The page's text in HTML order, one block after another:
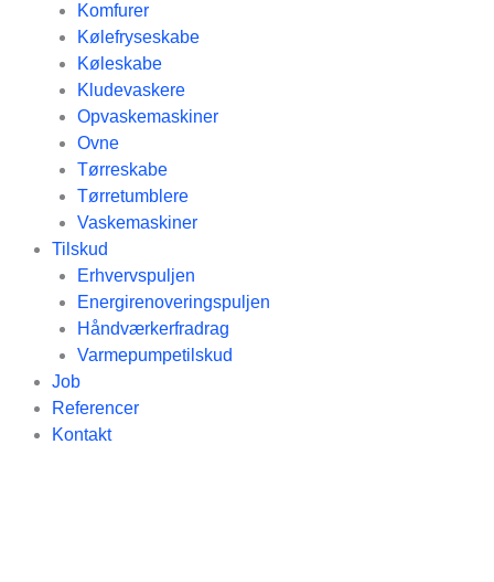
Komfurer
Kølefryseskabe
Køleskabe
Kludevaskere
Opvaskemaskiner
Ovne
Tørreskabe
Tørretumblere
Vaskemaskiner
Tilskud
Erhvervspuljen
Energirenoveringspuljen
Håndværkerfradrag
Varmepumpetilskud
Job
Referencer
Kontakt